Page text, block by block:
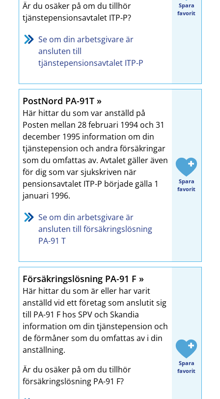
Är du osäker på om du tillhör
tjänstepensionsavtalet ITP-P?
Se om din arbetsgivare är
ansluten till
tjänstepensionsavtalet ITP-P
Spara
favorit
PostNord PA-91T
Här hittar du som var anställd på
Posten mellan 28 februari 1994 och 31
december 1995 information om din
tjänstepension och andra försäkringar
som du omfattas av. Avtalet gäller även
för dig som var sjukskriven när
pensionsavtalet ITP-P började gälla 1
januari 1996.
Se om din arbetsgivare är
ansluten till försäkringslösning
PA-91 T
Spara
favorit
Försäkringslösning PA-91 F
Här hittar du som är eller har varit
anställd vid ett företag som anslutit sig
till PA-91 F hos SPV och Skandia
information om din tjänstepension och
de förmåner som du omfattas av i din
anställning.
Är du osäker på om du tillhör
försäkringslösning PA-91 F?
Spara
favorit